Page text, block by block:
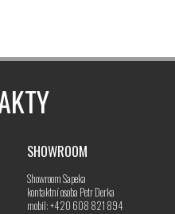
SHOWROOM
Showroom Sapeka
kontaktní osoba Petr Derka
mobil: +420 608 821 894